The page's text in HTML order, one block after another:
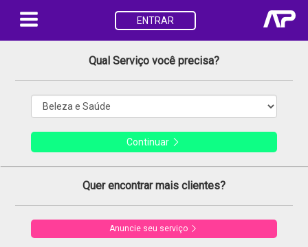
ENTRAR
Qual Serviço você precisa?
Continuar
Quer encontrar mais clientes?
Anuncie seu serviço